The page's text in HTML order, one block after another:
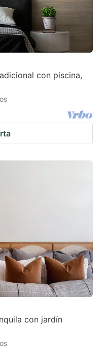
con piscina,
con jardín